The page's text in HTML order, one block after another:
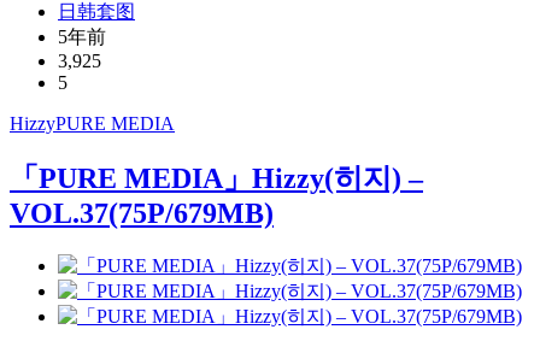
日韩套图
5年前
3,925
5
HizzyPURE MEDIA
「PURE MEDIA」Hizzy(히지) –
VOL.37(75P/679MB)